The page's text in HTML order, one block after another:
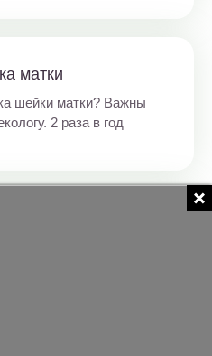
матки
шейки матки? Важны
2 раза в год